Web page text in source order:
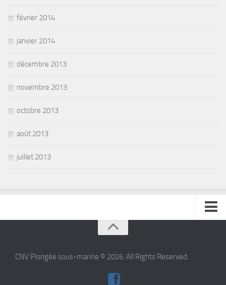
février 2014
janvier 2014
décembre 2013
novembre 2013
octobre 2013
août 2013
juillet 2013
CNV Plongée sous-marine © 2026. All Rights Reserved.